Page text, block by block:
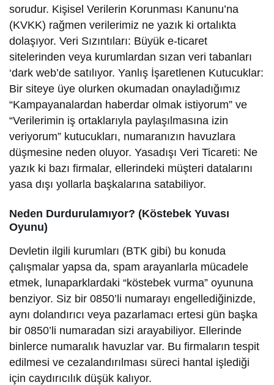
sorudur. Kişisel Verilerin Korunması Kanunu’na
(KVKK) rağmen verilerimiz ne yazık ki ortalıkta
dolaşıyor. Veri Sızıntıları: Büyük e-ticaret
sitelerinden veya kurumlardan sızan veri tabanları
‘dark web’de satılıyor. Yanlış İşaretlenen Kutucuklar:
Bir siteye üye olurken okumadan onayladığımız
“Kampayanalardan haberdar olmak istiyorum” ve
“Verilerimin iş ortaklarıyla paylaşılmasına izin
veriyorum” kutucukları, numaranızın havuzlara
düşmesine neden oluyor. Yasadışı Veri Ticareti: Ne
yazık ki bazı firmalar, ellerindeki müşteri datalarını
yasa dışı yollarla başkalarına satabiliyor.
Neden Durdurulamıyor? (Köstebek Yuvası
Oyunu)
Devletin ilgili kurumları (BTK gibi) bu konuda
çalışmalar yapsa da, spam arayanlarla mücadele
etmek, lunaparklardaki “köstebek vurma” oyununa
benziyor. Siz bir 0850’li numarayı engellediğinizde,
aynı dolandırıcı veya pazarlamacı ertesi gün başka
bir 0850’li numaradan sizi arayabiliyor. Ellerinde
binlerce numaralık havuzlar var. Bu firmaların tespit
edilmesi ve cezalandırılması süreci hantal işlediği
için caydırıcılık düşük kalıyor.